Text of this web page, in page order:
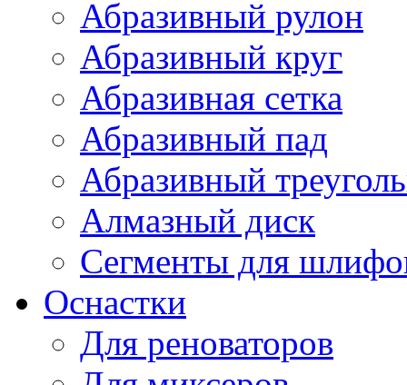
Абразивный рулон
Абразивный круг
Абразивная сетка
Абразивный пад
Абразивный
Алмазный диск
Сегменты для
Оснастки
Для реноваторов